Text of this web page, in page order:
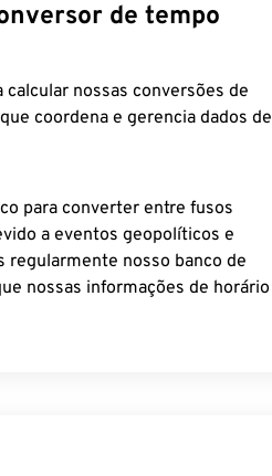
de tempo
calcular nossas conversões de
coordena e gerencia dados de
para converter entre fusos
a eventos geopolíticos e
regularmente nosso banco de
nossas informações de horário